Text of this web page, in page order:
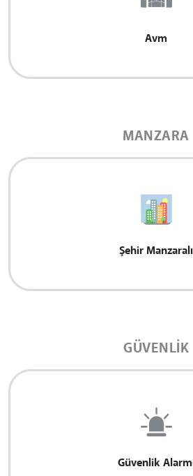
Avm
MANZARA
Şehir Manzaralı
GÜVENLIK
Güvenlik